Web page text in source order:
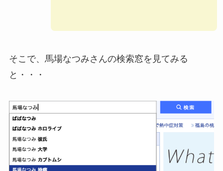
そこで、馬場なつみさんの検索窓を見てみる
と・・・